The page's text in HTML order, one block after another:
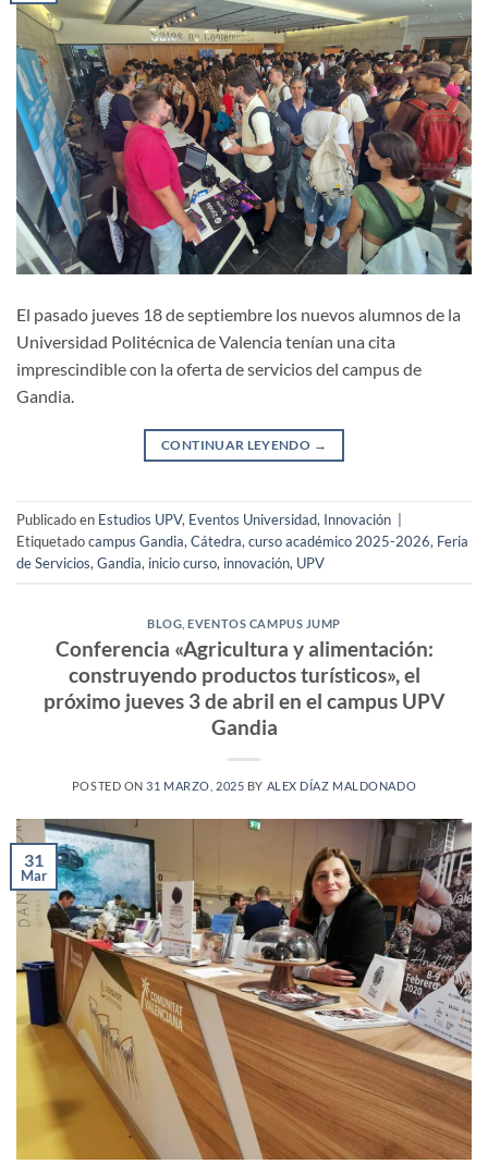
El pasado jueves 18 de septiembre los nuevos alumnos de la
Universidad Politécnica de Valencia tenían una cita
imprescindible con la oferta de servicios del campus de
Gandia.
CONTINUAR LEYENDO →
Publicado en Estudios UPV, Eventos Universidad, Innovación
Etiquetadocampus Gandia,Cátedra,curso académico 2025-2026, Feria
de Servicios,Gandia, inicio curso, innovación, UPV
BLOG ,EVENTOS CAMPUS JUMP
Conferencia «Agricultura y alimentación:
construyendo productos turísticos», el
próximo jueves 3 de abril en el campus UPV
Gandia
POSTED ON31 MARZO, 2025 BY ALEX DÍAZ MALDONADO
31
Mar